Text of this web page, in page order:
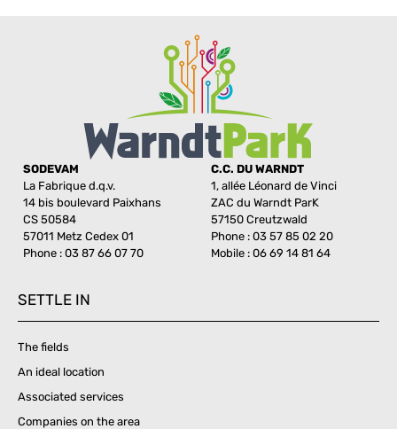
SODEVAM
La Fabrique d.q.v.
14 bis boulevard Paixhans
CS 50584
57011 Metz Cedex 01
Phone : 03 87 66 07 70
C.C. DU WARNDT
1, allée Léonard de Vinci
ZAC du Warndt ParK
57150 Creutzwald
Phone : 03 57 85 02 20
Mobile : 06 69 14 81 64
SETTLE IN
The fields
An ideal location
Associated services
Companies on the area